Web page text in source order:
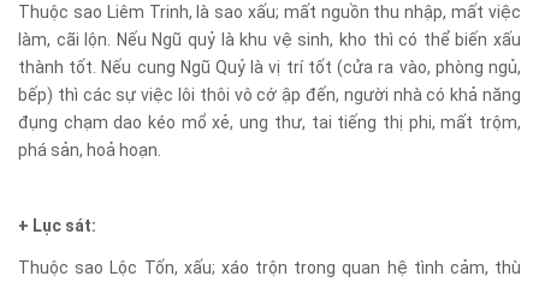
Thuộc sao Liêm Trinh, là sao xấu; mất nguồn thu nhập, mất việc
làm, cãi lộn. Nếu Ngũ quỷ là khu vệ sinh, kho thì có thể biến xấu
thành tốt. Nếu cung Ngũ Quỷ là vị trí tốt (cửa ra vào, phòng ngủ,
bếp) thì các sự việc lôi thôi vô cớ ập đến, người nhà có khả năng
đụng chạm dao kéo mổ xẻ, ung thư, tai tiếng thị phi, mất trộm,
phá sản, hoả hoạn.
+ Lục sát:
Thuộc sao Lộc Tốn, xấu; xáo trộn trong quan hệ tình cảm, thù